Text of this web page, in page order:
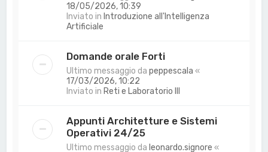
18/05/2026, 10:39
Inviato in Introduzione all'Intelligenza
Artificiale
Domande orale Forti
Ultimo messaggio dapeppescala «
17/03/2026, 10:22
Inviato in Reti e Laboratorio III
Appunti Architetture e Sistemi
Operativi 24/25
Ultimo messaggio da leonardo.signore «